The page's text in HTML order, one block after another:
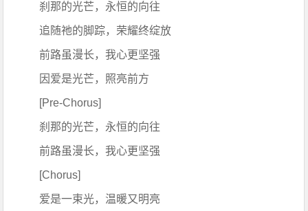
刹那的光芒，永恒的向往
追随祂的脚踪，荣耀终绽放
前路虽漫长，我心更坚强
因爱是光芒，照亮前方
[Pre-Chorus]
刹那的光芒，永恒的向往
前路虽漫长，我心更坚强
[Chorus]
爱是一束光，温暖又明亮